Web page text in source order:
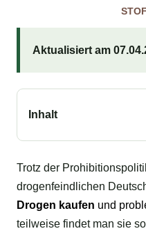
Aktualisiert am
Inhalt
Trotz der
drogenfeindlichen
Drogen kaufen und
teilweise findet man sie